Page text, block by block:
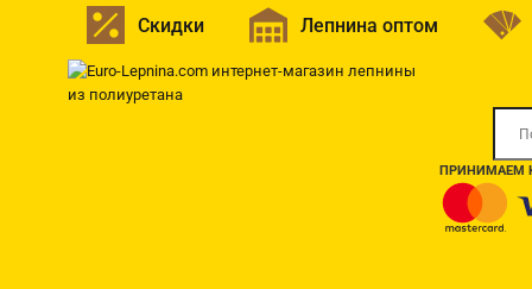
Скидки Лепнина оптом
ПРИНИМАЕМ